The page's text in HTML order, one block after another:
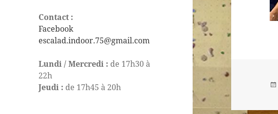
Contact :
Facebook
escalad.indoor.75@gmail.com
Lundi / Mercredi : de 17h30 à
22h
Jeudi : de 17h45 à 20h